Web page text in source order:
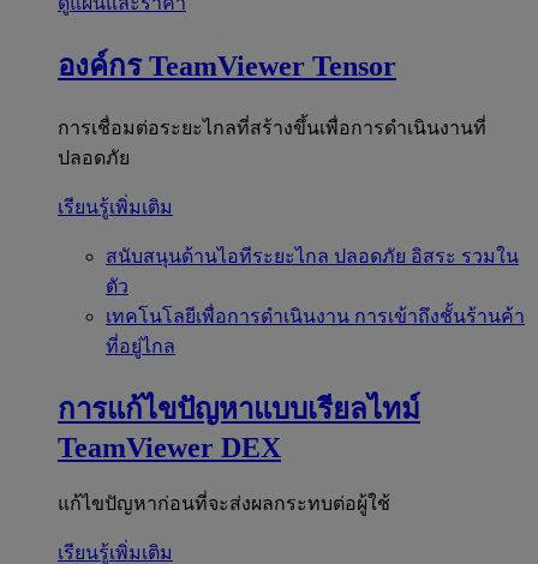
องค์กร TeamViewer Tensor
การเชื่อมต่อระยะไกลที่สร้างขึ้นเพื่อการดำเนินงานที่
ปลอดภัย
เรียนรู้เพิ่มเติม
สนับสนุนด้านไอทีระยะไกล ปลอดภัย อิสระ รวมใน
ตัว
เทคโนโลยีเพื่อการดำเนินงาน การเข้าถึงชั้นร้านค้า
ที่อยู่ไกล
การแก้ไขปัญหาแบบเรียลไทม์
TeamViewer DEX
แก้ไขปัญหาก่อนที่จะส่งผลกระทบต่อผู้ใช้
เรียนรู้เพิ่มเติม